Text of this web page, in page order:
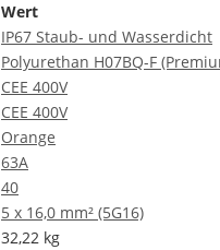
Wert
IP67 Staub- und Wasserdicht
Polyurethan H07BQ-F
CEE 400V
CEE 400V
Orange
63A
40
5 x 16,0 mm² (5G16)
32,22 kg